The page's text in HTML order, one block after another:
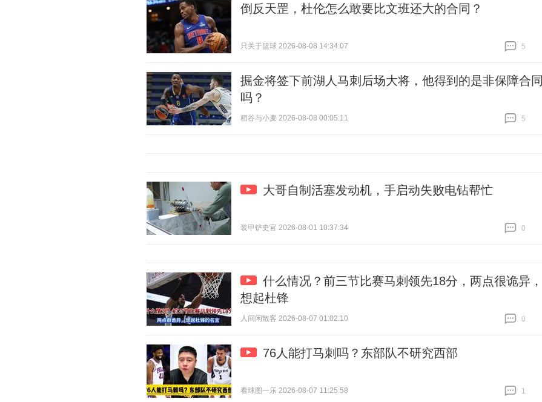
倒反天罡，杜伦怎么敢要比文班还大的合同？
只关于篮球 2026-08-08 14:34:07
5
掘金将签下前湖人马刺后场大将，他得到的是非保障合同
吗？
稻谷与小麦 2026-08-08 00:05:11
5
大哥自制活塞发动机，手启动失败电钻帮忙
装甲铲史官 2026-08-01 10:37:34
0
什么情况？前三节比赛马刺领先18分，两点很诡异，
想起杜锋
人间闲散客 2026-08-07 01:02:10
0
76人能打马刺吗？东部队不研究西部
看球图一乐 2026-08-07 11:25:58
1